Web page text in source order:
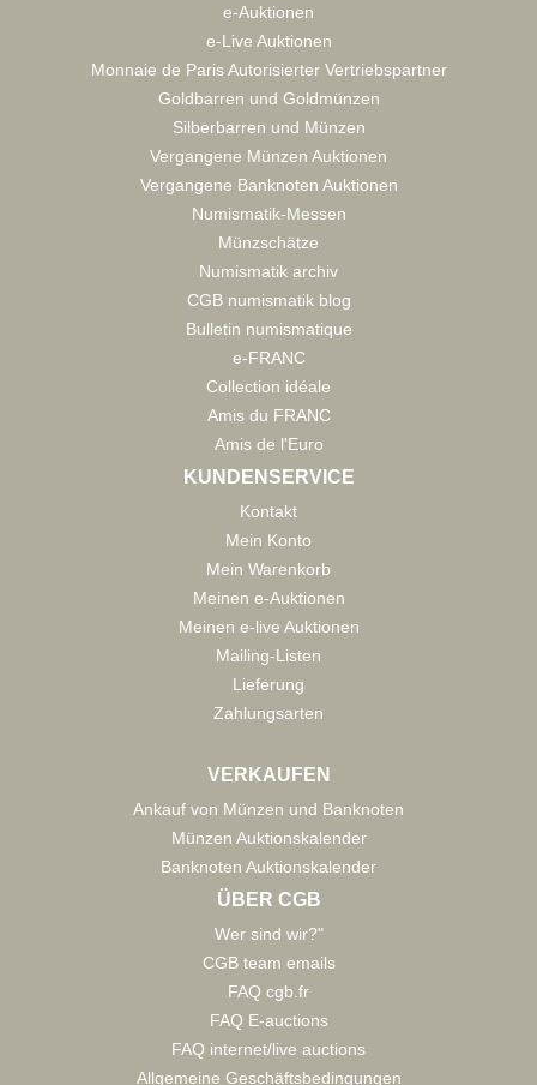
e-Auktionen
e-Live Auktionen
Monnaie de Paris Autorisierter Vertriebspartner
Goldbarren und Goldmünzen
Silberbarren und Münzen
Vergangene Münzen Auktionen
Vergangene Banknoten Auktionen
Numismatik-Messen
Münzschätze
Numismatik archiv
CGB numismatik blog
Bulletin numismatique
e-FRANC
Collection idéale
Amis du FRANC
Amis de l'Euro
KUNDENSERVICE
Kontakt
Mein Konto
Mein Warenkorb
Meinen e-Auktionen
Meinen e-live Auktionen
Mailing-Listen
Lieferung
Zahlungsarten
VERKAUFEN
Ankauf von Münzen und Banknoten
Münzen Auktionskalender
Banknoten Auktionskalender
ÜBER CGB
Wer sind wir?"
CGB team emails
FAQ cgb.fr
FAQ E-auctions
FAQ internet/live auctions
Allgemeine Geschäftsbedingungen